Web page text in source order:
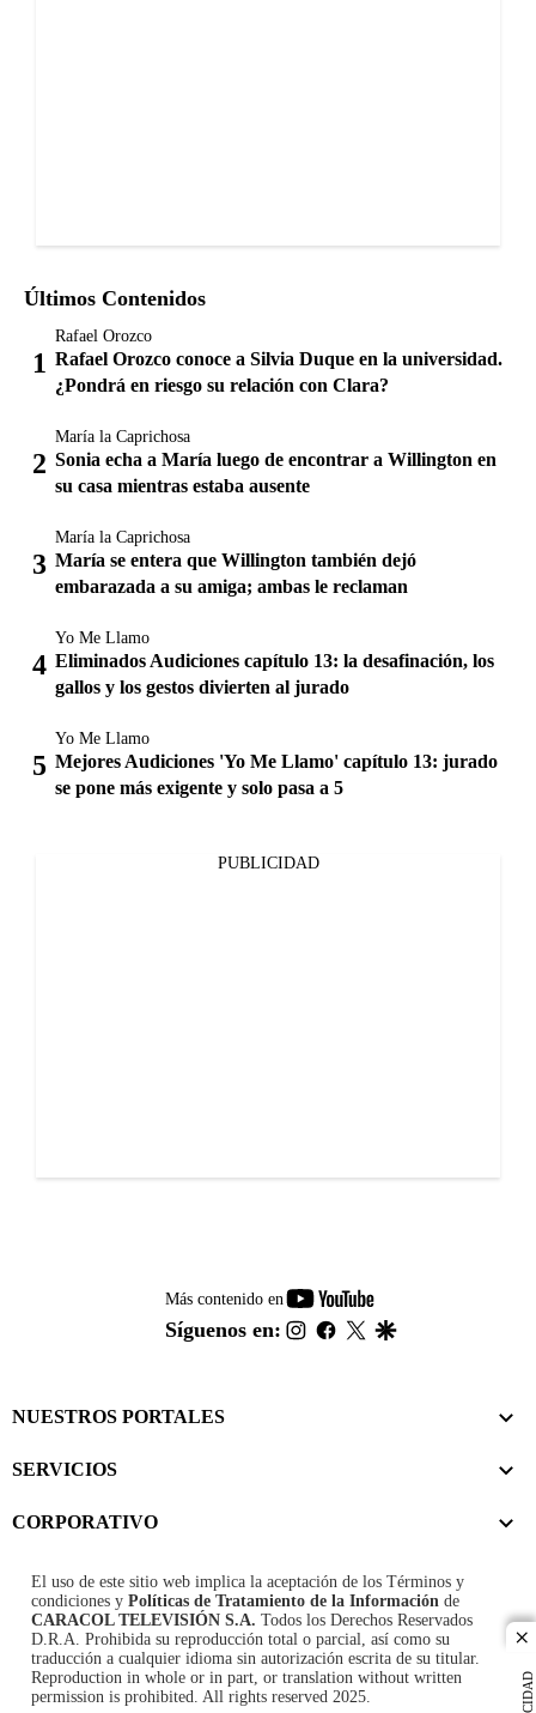
Últimos Contenidos
Rafael Orozco
Rafael Orozco conoce a Silvia Duque en la universidad.
¿Pondrá en riesgo su relación con Clara?
María la Caprichosa
Sonia echa a María luego de encontrar a Willington en
su casa mientras estaba ausente
María la Caprichosa
María se entera que Willington también dejó
embarazada a su amiga; ambas le reclaman
Yo Me Llamo
Eliminados Audiciones capítulo 13: la desafinación, los
gallos y los gestos divierten al jurado
Yo Me Llamo
Mejores Audiciones 'Yo Me Llamo' capítulo 13: jurado
se pone más exigente y solo pasa a 5
PUBLICIDAD
Más contenido en
youtube-
footer
Síguenos en: instagram
facebook
twitter
NUESTROS PORTALES
SERVICIOS
CORPORATIVO
El uso de este sitio web implica la aceptación de los Términos y
condiciones y Políticas de Tratamiento de la Información de
CARACOL TELEVISIÓN S.A. Todos los Derechos Reservados
D.R.A. Prohibida su reproducción total o parcial, así como su
traducción a cualquier idioma sin autorización escrita de su titular.
Reproduction in whole or in part, or translation without written
permission is prohibited. All rights reserved 2025.